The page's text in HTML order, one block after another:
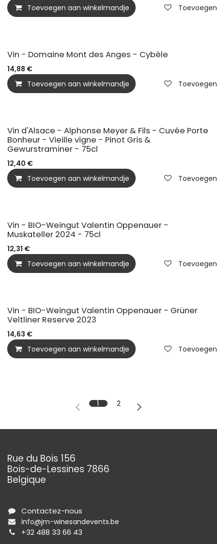
Toevoegen aan winkelmandje
Vin - Domaine Mont des Anges - Cybèle
14,88 €
Toevoegen aan winkelmandje
Vin d'Alsace - Alphonse Meyer & Fils - Cuvée Porte
Bonheur - Vieille vigne - Pinot Gris &
Gewurstraminer - 75cl
12,40 €
Toevoegen aan winkelmandje
BIO
Vin - BIO-Weingut Valentin Oppenauer -
Muskateller 2024 - 75cl
12,31 €
Toevoegen aan winkelmandje
BIO
Vin - BIO-Weingut Valentin Oppenauer - Grüner
Veltliner Reserve 2023
14,63 €
Toevoegen aan winkelmandje
1 2
Rue du Bois 156
Bois-de-Lessines 7866
Belgique
Contactez-nous
info@jm-winesandevents.be
+32 488 33 66 43